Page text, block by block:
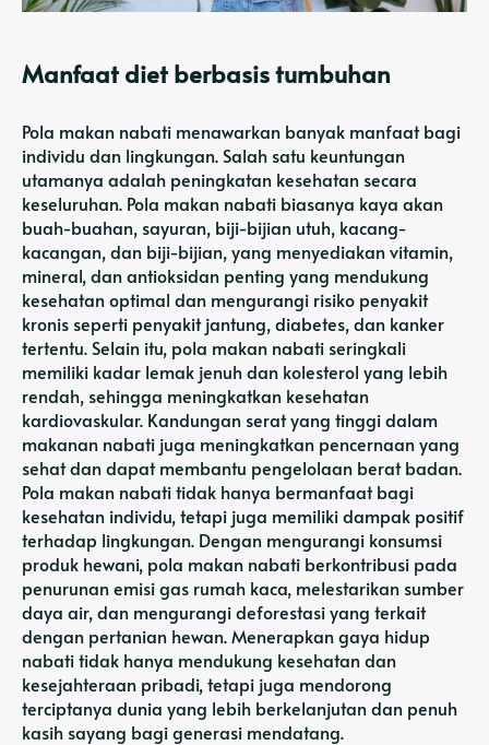
Manfaat diet berbasis tumbuhan
Pola makan nabati menawarkan banyak manfaat bagi
individu dan lingkungan. Salah satu keuntungan
utamanya adalah peningkatan kesehatan secara
keseluruhan. Pola makan nabati biasanya kaya akan
buah-buahan, sayuran, biji-bijian utuh, kacang-
kacangan, dan biji-bijian, yang menyediakan vitamin,
mineral, dan antioksidan penting yang mendukung
kesehatan optimal dan mengurangi risiko penyakit
kronis seperti penyakit jantung, diabetes, dan kanker
tertentu. Selain itu, pola makan nabati seringkali
memiliki kadar lemak jenuh dan kolesterol yang lebih
rendah, sehingga meningkatkan kesehatan
kardiovaskular. Kandungan serat yang tinggi dalam
makanan nabati juga meningkatkan pencernaan yang
sehat dan dapat membantu pengelolaan berat badan.
Pola makan nabati tidak hanya bermanfaat bagi
kesehatan individu, tetapi juga memiliki dampak positif
terhadap lingkungan. Dengan mengurangi konsumsi
produk hewani, pola makan nabati berkontribusi pada
penurunan emisi gas rumah kaca, melestarikan sumber
daya air, dan mengurangi deforestasi yang terkait
dengan pertanian hewan. Menerapkan gaya hidup
nabati tidak hanya mendukung kesehatan dan
kesejahteraan pribadi, tetapi juga mendorong
terciptanya dunia yang lebih berkelanjutan dan penuh
kasih sayang bagi generasi mendatang.